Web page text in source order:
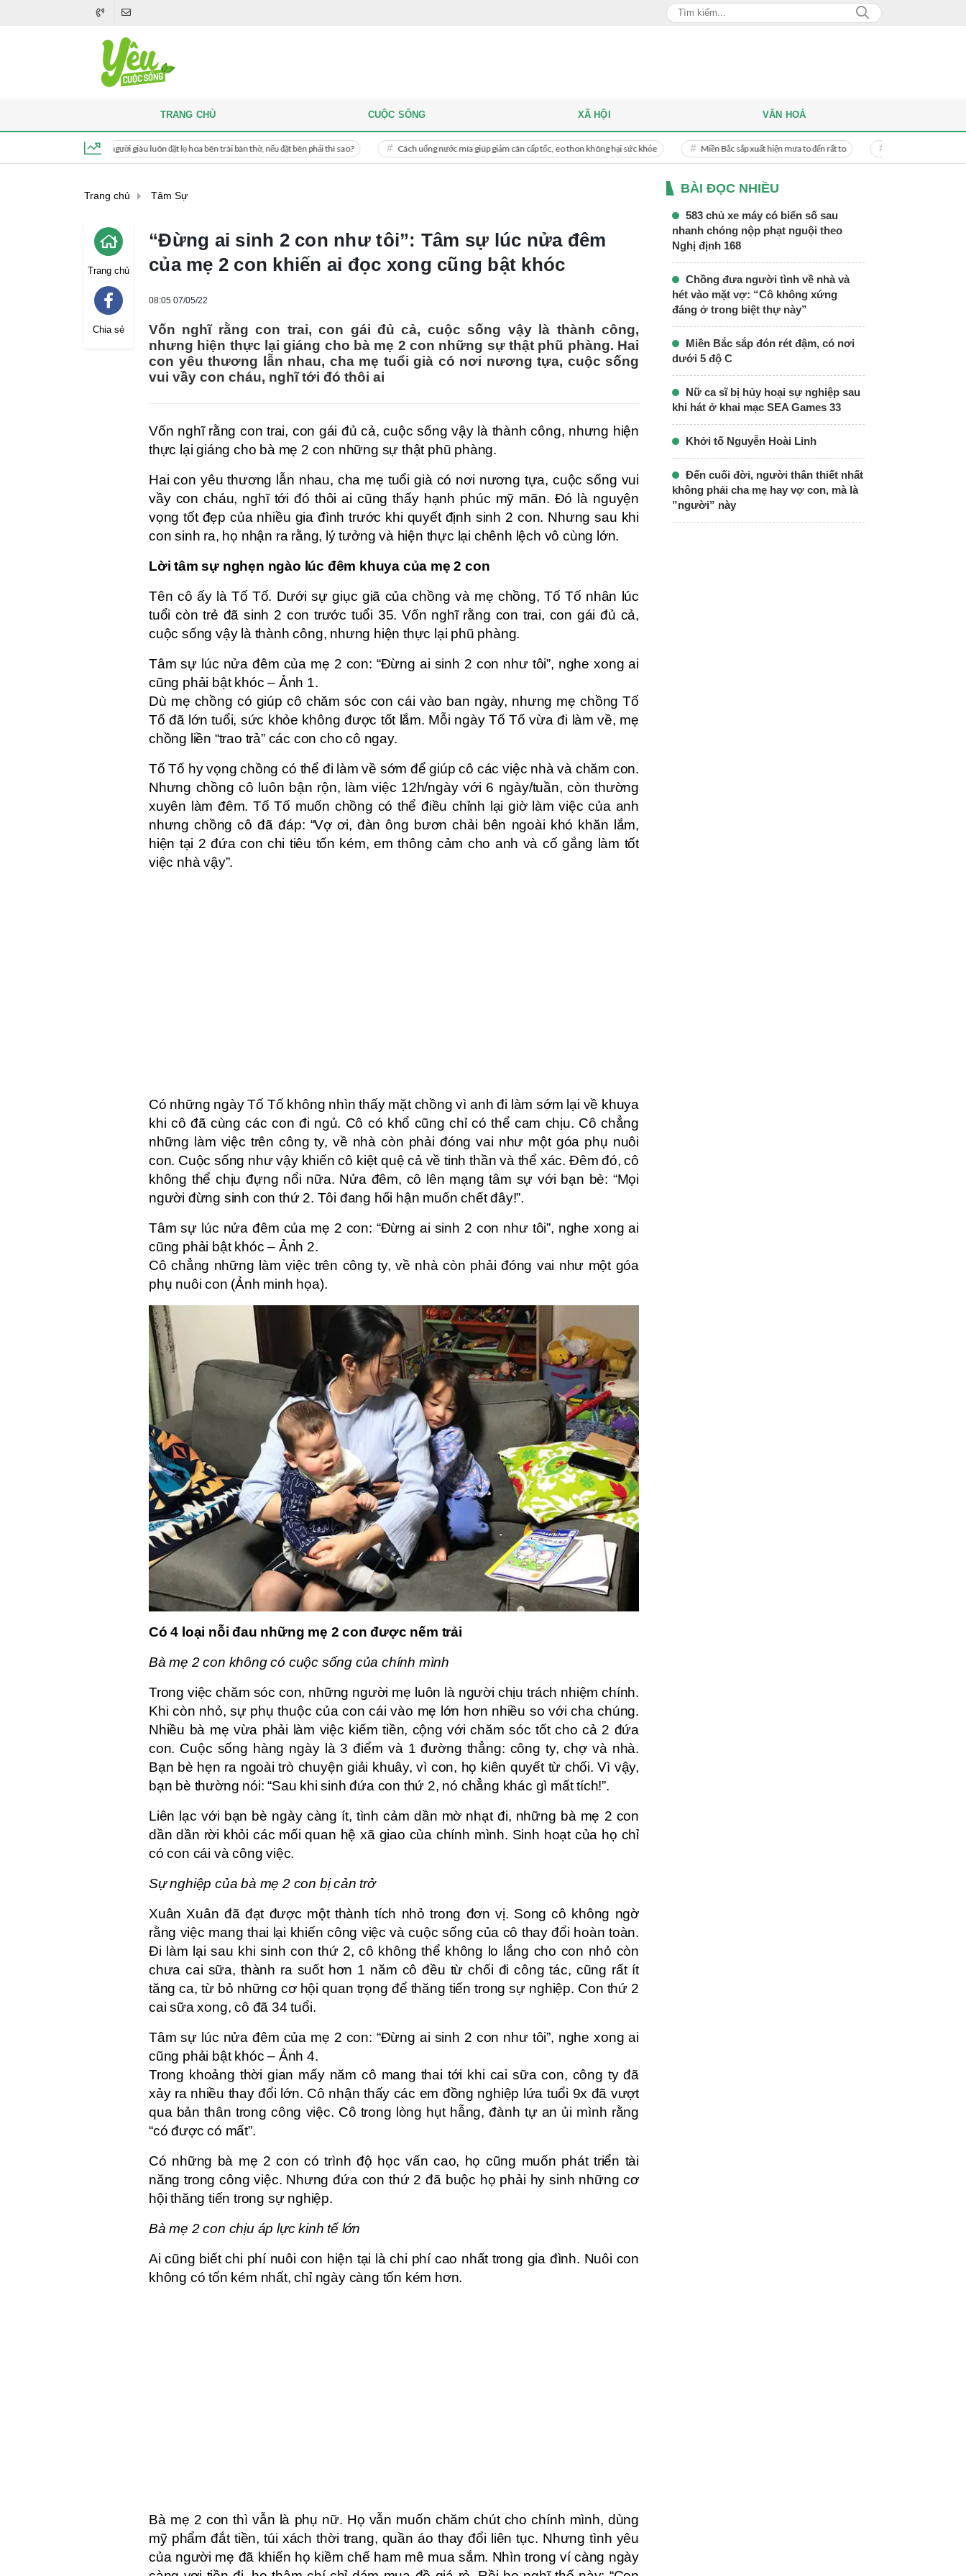
Khi thắp hương, người giàu luôn đặt lọ hoa bên trái bàn thờ, nếu đặt bên phải thì sao? Cách uống nước mía giúp giảm cân cấp tốc, eo thon không hại sức khỏe Miền Bắc sắp xuất hiện mưa to đến rất to Danh tính người phụ nữ bị bạn
TRANG CHỦ CUỘC SỐNG XÃ HỘI VĂN HOÁ
Trang chủ Tâm Sự
Trang chủ
Chia sẻ
“Đừng ai sinh 2 con như tôi”: Tâm sự lúc nửa đêm
của mẹ 2 con khiến ai đọc xong cũng bật khóc
08:05 07/05/22
Vốn nghĩ rằng con trai, con gái đủ cả, cuộc sống vậy là thành công,
nhưng hiện thực lại giáng cho bà mẹ 2 con những sự thật phũ phàng. Hai
con yêu thương lẫn nhau, cha mẹ tuổi già có nơi nương tựa, cuộc sống
vui vầy con cháu, nghĩ tới đó thôi ai
Vốn nghĩ rằng con trai, con gái đủ cả, cuộc sống vậy là thành công, nhưng hiện
thực lại giáng cho bà mẹ 2 con những sự thật phũ phàng.
Hai con yêu thương lẫn nhau, cha mẹ tuổi già có nơi nương tựa, cuộc sống vui
vầy con cháu, nghĩ tới đó thôi ai cũng thấy hạnh phúc mỹ mãn. Đó là nguyện
vọng tốt đẹp của nhiều gia đình trước khi quyết định sinh 2 con. Nhưng sau khi
con sinh ra, họ nhận ra rằng, lý tưởng và hiện thực lại chênh lệch vô cùng lớn.
Lời tâm sự nghẹn ngào lúc đêm khuya của mẹ 2 con
Tên cô ấy là Tố Tố. Dưới sự giục giã của chồng và mẹ chồng, Tố Tố nhân lúc
tuổi còn trẻ đã sinh 2 con trước tuổi 35. Vốn nghĩ rằng con trai, con gái đủ cả,
cuộc sống vậy là thành công, nhưng hiện thực lại phũ phàng.
Tâm sự lúc nửa đêm của mẹ 2 con: “Đừng ai sinh 2 con như tôi”, nghe xong ai
cũng phải bật khóc – Ảnh 1.
Dù mẹ chồng có giúp cô chăm sóc con cái vào ban ngày, nhưng mẹ chồng Tố
Tố đã lớn tuổi, sức khỏe không được tốt lắm. Mỗi ngày Tố Tố vừa đi làm về, mẹ
chồng liền “trao trả” các con cho cô ngay.
Tố Tố hy vọng chồng có thể đi làm về sớm để giúp cô các việc nhà và chăm con.
Nhưng chồng cô luôn bận rộn, làm việc 12h/ngày với 6 ngày/tuần, còn thường
xuyên làm đêm. Tố Tố muốn chồng có thể điều chỉnh lại giờ làm việc của anh
nhưng chồng cô đã đáp: “Vợ ơi, đàn ông bươn chải bên ngoài khó khăn lắm,
hiện tại 2 đứa con chi tiêu tốn kém, em thông cảm cho anh và cố gắng làm tốt
việc nhà vậy”.
Có những ngày Tố Tố không nhìn thấy mặt chồng vì anh đi làm sớm lại về khuya
khi cô đã cùng các con đi ngủ. Cô có khổ cũng chỉ có thể cam chịu. Cô chẳng
những làm việc trên công ty, về nhà còn phải đóng vai như một góa phụ nuôi
con. Cuộc sống như vậy khiến cô kiệt quệ cả về tinh thần và thể xác. Đêm đó, cô
không thể chịu đựng nổi nữa. Nửa đêm, cô lên mạng tâm sự với bạn bè: “Mọi
người đừng sinh con thứ 2. Tôi đang hối hận muốn chết đây!”.
Tâm sự lúc nửa đêm của mẹ 2 con: “Đừng ai sinh 2 con như tôi”, nghe xong ai
cũng phải bật khóc – Ảnh 2.
Cô chẳng những làm việc trên công ty, về nhà còn phải đóng vai như một góa
phụ nuôi con (Ảnh minh họa).
Có 4 loại nỗi đau những mẹ 2 con được nếm trải
Bà mẹ 2 con không có cuộc sống của chính mình
Trong việc chăm sóc con, những người mẹ luôn là người chịu trách nhiệm chính.
Khi còn nhỏ, sự phụ thuộc của con cái vào mẹ lớn hơn nhiều so với cha chúng.
Nhiều bà mẹ vừa phải làm việc kiếm tiền, cộng với chăm sóc tốt cho cả 2 đứa
con. Cuộc sống hàng ngày là 3 điểm và 1 đường thẳng: công ty, chợ và nhà.
Bạn bè hẹn ra ngoài trò chuyện giải khuây, vì con, họ kiên quyết từ chối. Vì vậy,
bạn bè thường nói: “Sau khi sinh đứa con thứ 2, nó chẳng khác gì mất tích!”.
Liên lạc với bạn bè ngày càng ít, tình cảm dần mờ nhạt đi, những bà mẹ 2 con
dần dần rời khỏi các mối quan hệ xã giao của chính mình. Sinh hoạt của họ chỉ
có con cái và công việc.
Sự nghiệp của bà mẹ 2 con bị cản trở
Xuân Xuân đã đạt được một thành tích nhỏ trong đơn vị. Song cô không ngờ
rằng việc mang thai lại khiến công việc và cuộc sống của cô thay đổi hoàn toàn.
Đi làm lại sau khi sinh con thứ 2, cô không thể không lo lắng cho con nhỏ còn
chưa cai sữa, thành ra suốt hơn 1 năm cô đều từ chối đi công tác, cũng rất ít
tăng ca, từ bỏ những cơ hội quan trọng để thăng tiến trong sự nghiệp. Con thứ 2
cai sữa xong, cô đã 34 tuổi.
Tâm sự lúc nửa đêm của mẹ 2 con: “Đừng ai sinh 2 con như tôi”, nghe xong ai
cũng phải bật khóc – Ảnh 4.
Trong khoảng thời gian mấy năm cô mang thai tới khi cai sữa con, công ty đã
xảy ra nhiều thay đổi lớn. Cô nhận thấy các em đồng nghiệp lứa tuổi 9x đã vượt
qua bản thân trong công việc. Cô trong lòng hụt hẫng, đành tự an ủi mình rằng
“có được có mất”.
Có những bà mẹ 2 con có trình độ học vấn cao, họ cũng muốn phát triển tài
năng trong công việc. Nhưng đứa con thứ 2 đã buộc họ phải hy sinh những cơ
hội thăng tiến trong sự nghiệp.
Bà mẹ 2 con chịu áp lực kinh tế lớn
Ai cũng biết chi phí nuôi con hiện tại là chi phí cao nhất trong gia đình. Nuôi con
không có tốn kém nhất, chỉ ngày càng tốn kém hơn.
Bà mẹ 2 con thì vẫn là phụ nữ. Họ vẫn muốn chăm chút cho chính mình, dùng
mỹ phẩm đắt tiền, túi xách thời trang, quần áo thay đổi liên tục. Nhưng tình yêu
của người mẹ đã khiến họ kiềm chế ham mê mua sắm. Nhìn trong ví càng ngày
BÀI ĐỌC NHIỀU
583 chủ xe máy có biển số sau
nhanh chóng nộp phạt nguội theo
Nghị định 168
Chồng đưa người tình về nhà và
hét vào mặt vợ: “Cô không xứng
đáng ở trong biệt thự này”
Miền Bắc sắp đón rét đậm, có nơi
dưới 5 độ C
Nữ ca sĩ bị hủy hoại sự nghiệp sau
khi hát ở khai mạc SEA Games 33
Khởi tố Nguyễn Hoài Linh
Đến cuối đời, người thân thiết nhất
không phải cha mẹ hay vợ con, mà là
”người” này